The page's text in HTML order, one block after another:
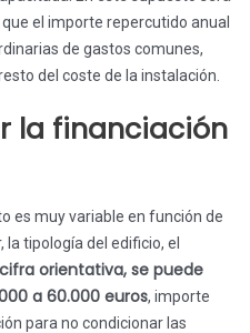
el importe repercutido anual
de gastos comunes,
del coste de la instalación.
la financiación
es muy variable en función de
tipología del edificio, el
orientativa, se puede
a 60.000 euros, importe
para no condicionar las